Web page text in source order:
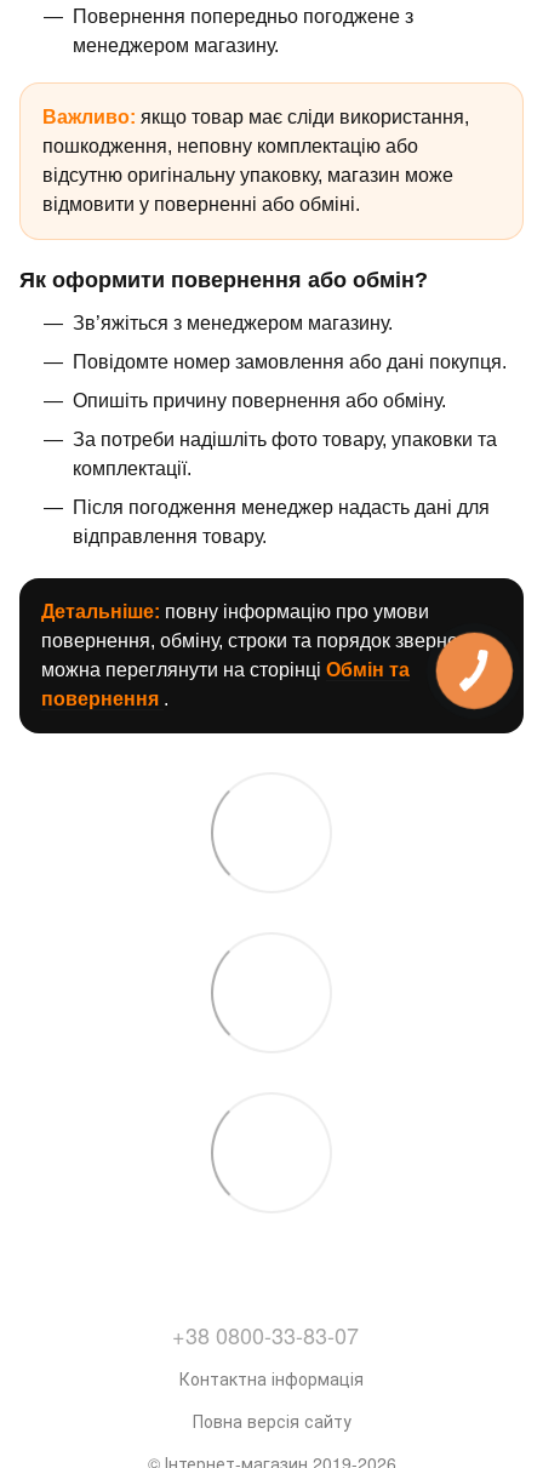
Повернення попередньо погоджене з
менеджером магазину.
Важливо: якщо товар має сліди використання,
пошкодження, неповну комплектацію або
відсутню оригінальну упаковку, магазин може
відмовити у поверненні або обміні.
Як оформити повернення або обмін?
Зв’яжіться з менеджером магазину.
Повідомте номер замовлення або дані покупця.
Опишіть причину повернення або обміну.
За потреби надішліть фото товару, упаковки та
комплектації.
Після погодження менеджер надасть дані для
відправлення товару.
Детальніше: повну інформацію про умови
повернення, обміну, строки та порядок звернення
можна переглянути на сторінці Обмін та
повернення .
+38 0800-33-83-07
Контактна інформація
Повна версія сайту